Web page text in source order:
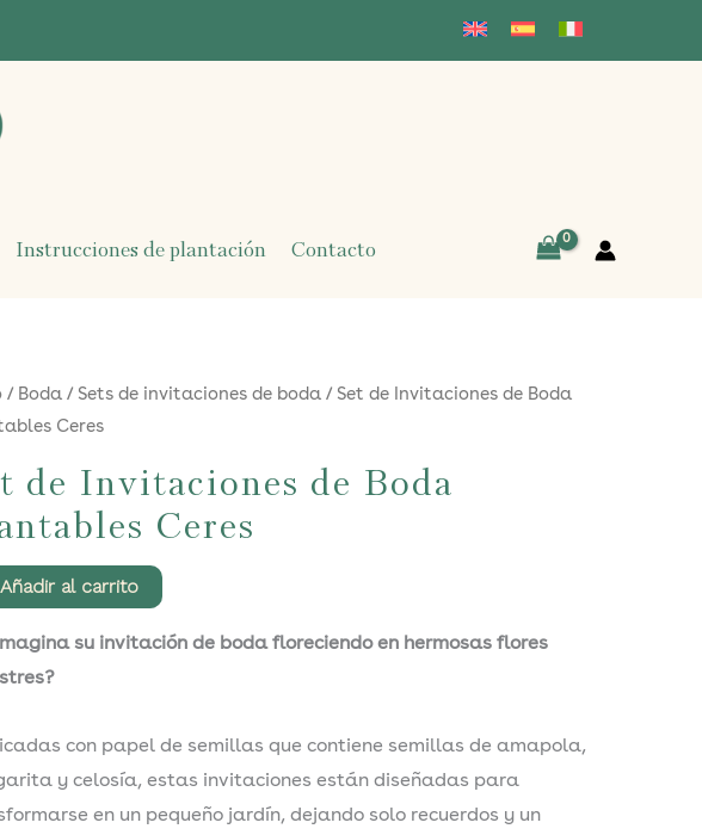
Instrucciones de plantación Contacto
/ Boda / Sets de invitaciones de boda / Set de Invitaciones de Boda
Ceres
de Invitaciones de Boda
Ceres
Añadir al carrito
su invitación de boda floreciendo en hermosas flores
con papel de semillas que contiene semillas de amapola,
y celosía, estas invitaciones están diseñadas para
en un pequeño jardín, dejando solo recuerdos y un